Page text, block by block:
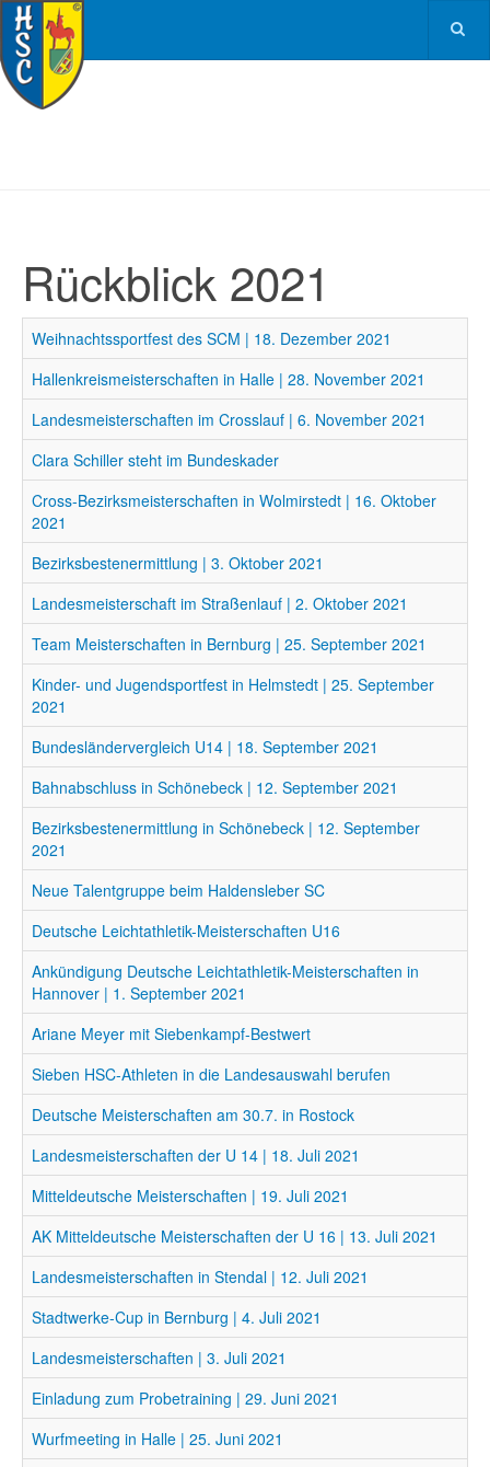
Rückblick 2021
Weihnachtssportfest des SCM | 18. Dezember 2021
Hallenkreismeisterschaften in Halle | 28. November 2021
Landesmeisterschaften im Crosslauf | 6. November 2021
Clara Schiller steht im Bundeskader
Cross-Bezirksmeisterschaften in Wolmirstedt | 16. Oktober
2021
Bezirksbestenermittlung | 3. Oktober 2021
Landesmeisterschaft im Straßenlauf | 2. Oktober 2021
Team Meisterschaften in Bernburg | 25. September 2021
Kinder- und Jugendsportfest in Helmstedt | 25. September
2021
Bundesländervergleich U14 | 18. September 2021
Bahnabschluss in Schönebeck | 12. September 2021
Bezirksbestenermittlung in Schönebeck | 12. September
2021
Neue Talentgruppe beim Haldensleber SC
Deutsche Leichtathletik-Meisterschaften U16
Ankündigung Deutsche Leichtathletik-Meisterschaften in
Hannover | 1. September 2021
Ariane Meyer mit Siebenkampf-Bestwert
Sieben HSC-Athleten in die Landesauswahl berufen
Deutsche Meisterschaften am 30.7. in Rostock
Landesmeisterschaften der U 14 | 18. Juli 2021
Mitteldeutsche Meisterschaften | 19. Juli 2021
AK Mitteldeutsche Meisterschaften der U 16 | 13. Juli 2021
Landesmeisterschaften in Stendal | 12. Juli 2021
Stadtwerke-Cup in Bernburg | 4. Juli 2021
Landesmeisterschaften | 3. Juli 2021
Einladung zum Probetraining | 29. Juni 2021
Wurfmeeting in Halle | 25. Juni 2021